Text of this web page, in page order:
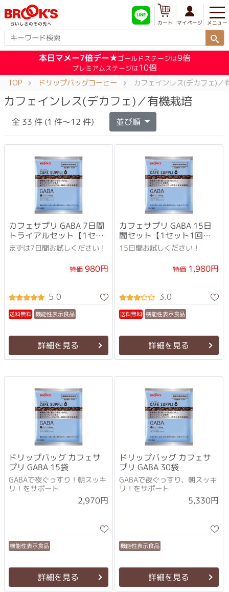
メニュー
マイページ
カート
本日マメー7倍デー★ゴールドステージは9倍
プレミアムステージは10倍
TOP ドリップバッグコーヒー カフェインレス(デカフェ)／
カフェインレス(デカフェ)／有機栽培
全 33 件 (1 件～12 件) 並び順
カフェサプリ GABA 7日間
トライアルセット【1セッ
ト1回限り】
まずは7日間お試しください！
特価980円
5.0
送料無料 機能性表示食品
詳細を見る
カフェサプリ GABA 15日
間セット【1セット1回限
り】
15日間お試しください！
特価1,980円
3.0
送料無料 機能性表示食品
詳細を見る
ドリップバッグ カフェサ
プリ GABA 15袋
GABAで夜ぐっすり！朝スッキ
リ！をサポート
2,970円
機能性表示食品
詳細を見る
ドリップバッグ カフェサ
プリ GABA 30袋
GABAで夜ぐっすり、朝スッキ
リ！をサポート
5,330円
機能性表示食品
詳細を見る